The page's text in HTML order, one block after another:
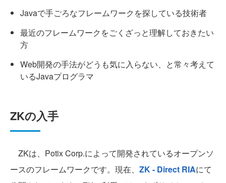
Javaで手ごろなフレームワークを探している技術者
最近のフレームワークをごくざっと理解しておきたい
方
Web開発の手法がどうも気に入らない、と常々考えて
いるJavaプログラマ
ZKの入手
ZKは、Potix Corp.によって開発されているオープンソ
ースのフレームワークです。現在、 ZK - Direct RIAにて